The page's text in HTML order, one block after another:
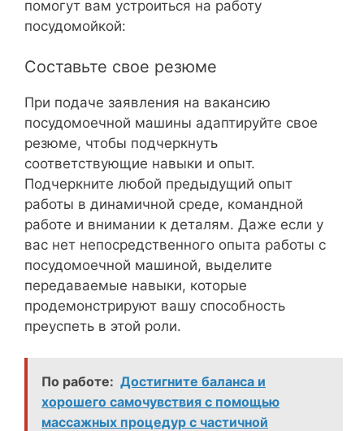
помогут вам устроиться на работу
посудомойкой:
Составьте свое резюме
При подаче заявления на вакансию
посудомоечной машины адаптируйте свое
резюме, чтобы подчеркнуть
соответствующие навыки и опыт.
Подчеркните любой предыдущий опыт
работы в динамичной среде, командной
работе и внимании к деталям. Даже если у
вас нет непосредственного опыта работы с
посудомоечной машиной, выделите
передаваемые навыки, которые
продемонстрируют вашу способность
преуспеть в этой роли.
По работе: Достигните баланса и
хорошего самочувствия с помощью
массажных процедур с частичной